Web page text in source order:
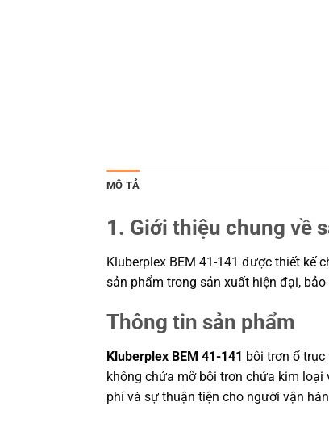
MÔ TẢ
1. Giới thiệu chung về
Kluberplex BEM 41-141 được thiết kế
sản phẩm trong sản xuất hiện đại,
Thông tin sản phẩm
Kluberplex BEM 41-141 bôi trơn ổ
không chứa mỡ bôi trơn chứa kim
phí và sự thuận tiện cho người vận